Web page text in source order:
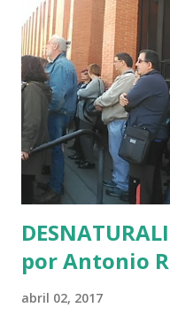
diplomó en ese triste
socialista llamado Javier
el 4º hombre más
alcanzó la presidencia
Ramírez alavés"
instituciones,
explicarle que es ilegal
y que es un delito...
por Antonio
abril 02, 2017